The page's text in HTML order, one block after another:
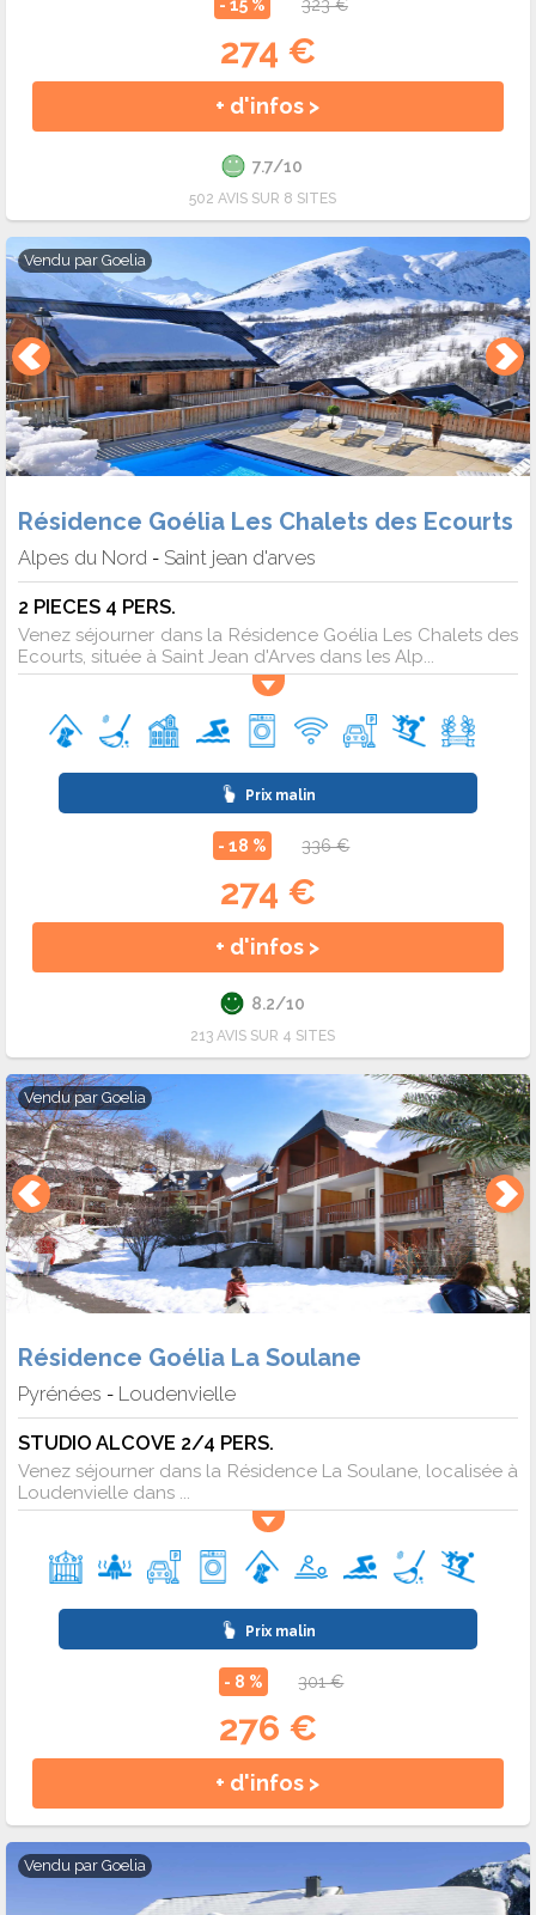
- 15 % 323 €
274 €
+ d'infos >
7.7/10
502 AVIS SUR 8 SITES
Vendu par Goelia
Résidence Goélia Les Chalets des Ecourts
Alpes du Nord - Saint jean d'arves
2 PIECES 4 PERS.
Venez séjourner dans la Résidence Goélia Les Chalets des
Ecourts, située à Saint Jean d'Arves dans les Alp...
Prix malin
- 18 % 336 €
274 €
+ d'infos >
8.2/10
213 AVIS SUR 4 SITES
Vendu par Goelia
Résidence Goélia La Soulane
Pyrénées - Loudenvielle
STUDIO ALCOVE 2/4 PERS.
Venez séjourner dans la Résidence La Soulane, localisée à
Loudenvielle dans ...
Prix malin
- 8 % 301 €
276 €
+ d'infos >
Vendu par Goelia